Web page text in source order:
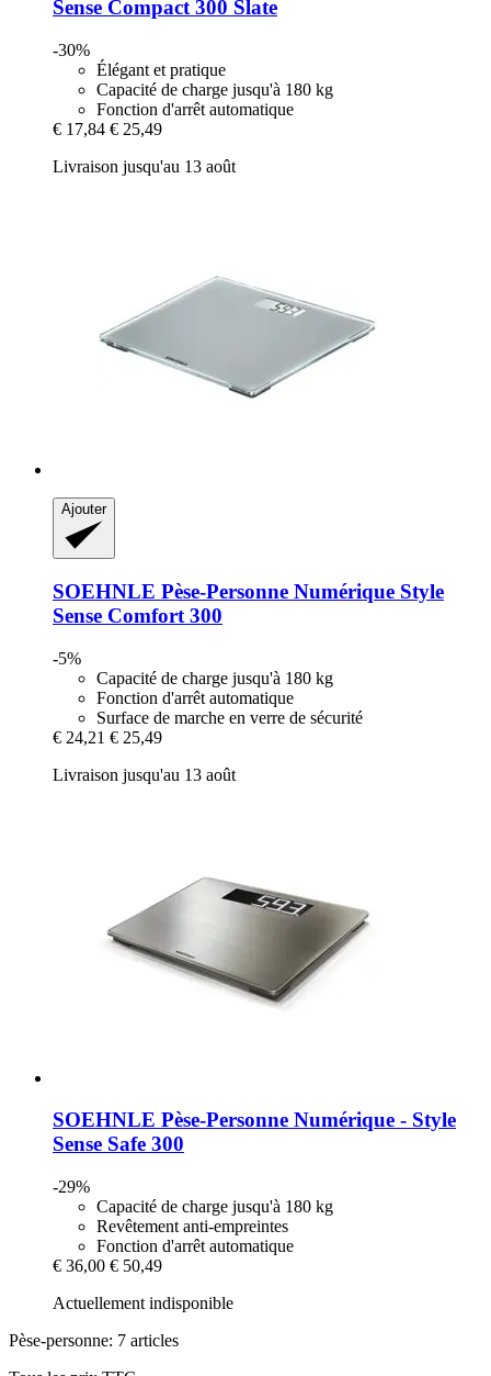
Sense Compact 300 Slate
-30%
Élégant et pratique
Capacité de charge jusqu'à 180 kg
Fonction d'arrêt automatique
€ 17,84 € 25,49
Livraison jusqu'au 13 août
Ajouter
SOEHNLE Pèse-​Personne Numérique Style
Sense Comfort 300
-5%
Capacité de charge jusqu'à 180 kg
Fonction d'arrêt automatique
Surface de marche en verre de sécurité
€ 24,21 € 25,49
Livraison jusqu'au 13 août
SOEHNLE Pèse-​Personne Numérique -​ Style
Sense Safe 300
-29%
Capacité de charge jusqu'à 180 kg
Revêtement anti-empreintes
Fonction d'arrêt automatique
€ 36,00 € 50,49
Actuellement indisponible
Pèse-personne: 7 articles